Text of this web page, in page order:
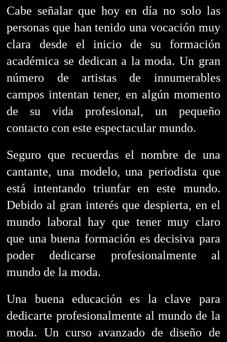
Cabe señalar que hoy en día no solo las
personas que han tenido una vocación muy
clara desde el inicio de su formación
académica se dedican a la moda. Un gran
número de artistas de innumerables
campos intentan tener, en algún momento
de su vida profesional, un pequeño
contacto con este espectacular mundo.
Seguro que recuerdas el nombre de una
cantante, una modelo, una periodista que
está intentando triunfar en este mundo.
Debido al gran interés que despierta, en el
mundo laboral hay que tener muy claro
que una buena formación es decisiva para
poder dedicarse profesionalmente al
mundo de la moda.
Una buena educación es la clave para
dedicarte profesionalmente al mundo de la
moda. Un curso avanzado de diseño de